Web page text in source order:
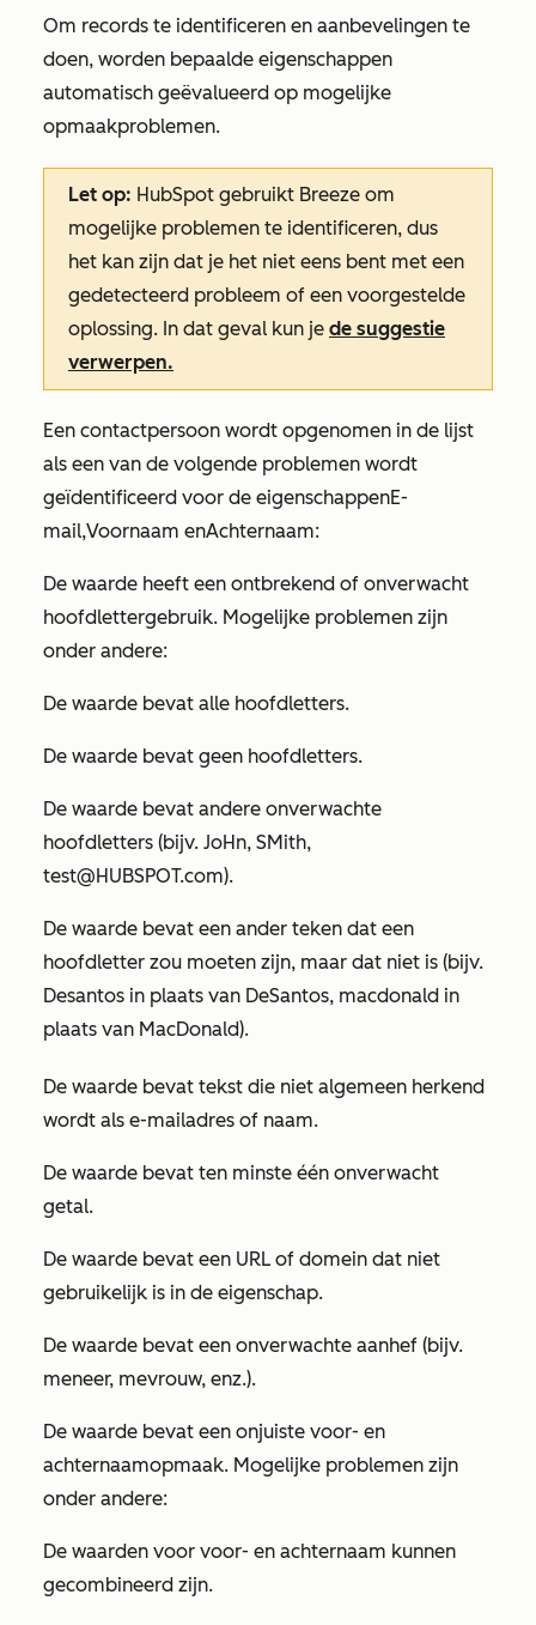
Om records te identificeren en aanbevelingen te
doen, worden bepaalde eigenschappen
automatisch geëvalueerd op mogelijke
opmaakproblemen.
Let op: HubSpot gebruikt Breeze om
mogelijke problemen te identificeren, dus
het kan zijn dat je het niet eens bent met een
gedetecteerd probleem of een voorgestelde
oplossing. In dat geval kun je de suggestie
verwerpen.
Een contactpersoon wordt opgenomen in de lijst
als een van de volgende problemen wordt
geïdentificeerd voor de eigenschappenE-
mail,Voornaam enAchternaam:
De waarde heeft een ontbrekend of onverwacht
hoofdlettergebruik. Mogelijke problemen zijn
onder andere:
De waarde bevat alle hoofdletters.
De waarde bevat geen hoofdletters.
De waarde bevat andere onverwachte
hoofdletters (bijv. JoHn, SMith,
test@HUBSPOT.com).
De waarde bevat een ander teken dat een
hoofdletter zou moeten zijn, maar dat niet is (bijv.
Desantos in plaats van DeSantos, macdonald in
plaats van MacDonald).
De waarde bevat tekst die niet algemeen herkend
wordt als e-mailadres of naam.
De waarde bevat ten minste één onverwacht
getal.
De waarde bevat een URL of domein dat niet
gebruikelijk is in de eigenschap.
De waarde bevat een onverwachte aanhef (bijv.
meneer, mevrouw, enz.).
De waarde bevat een onjuiste voor- en
achternaamopmaak. Mogelijke problemen zijn
onder andere:
De waarden voor voor- en achternaam kunnen
gecombineerd zijn.